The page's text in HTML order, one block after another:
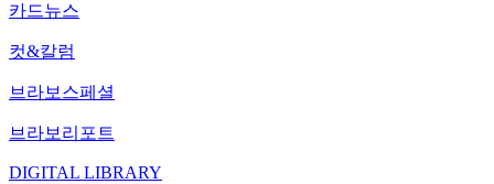
카드뉴스
컷&칼럼
브라보스페셜
브라보리포트
DIGITAL LIBRARY